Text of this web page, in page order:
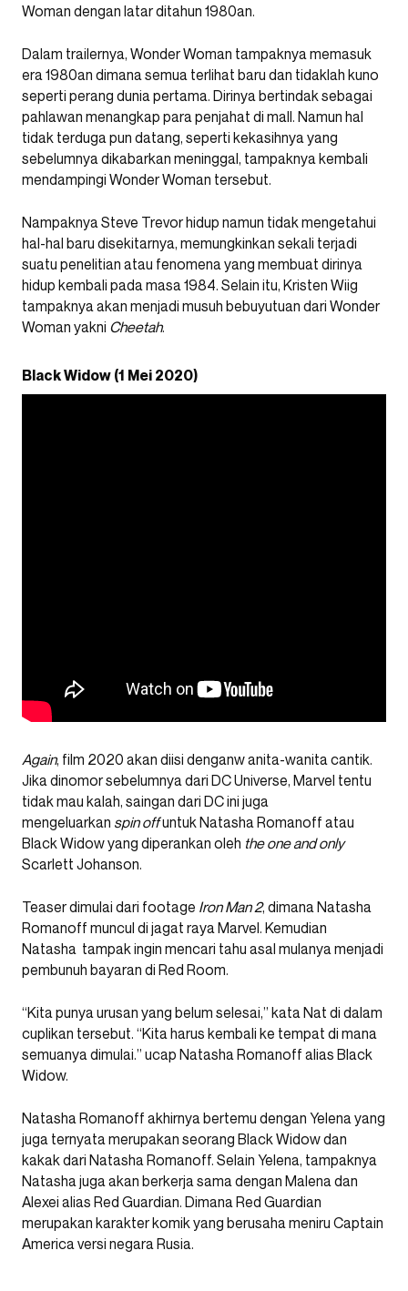
Woman dengan latar ditahun 1980an.
Dalam trailernya, Wonder Woman tampaknya memasuk
era 1980an dimana semua terlihat baru dan tidaklah kuno
seperti perang dunia pertama. Dirinya bertindak sebagai
pahlawan menangkap para penjahat di mall. Namun hal
tidak terduga pun datang, seperti kekasihnya yang
sebelumnya dikabarkan meninggal, tampaknya kembali
mendampingi Wonder Woman tersebut.
Nampaknya Steve Trevor hidup namun tidak mengetahui
hal-hal baru disekitarnya, memungkinkan sekali terjadi
suatu penelitian atau fenomena yang membuat dirinya
hidup kembali pada masa 1984. Selain itu, Kristen Wiig
tampaknya akan menjadi musuh bebuyutuan dari Wonder
Woman yakni Cheetah.
Black Widow (1 Mei 2020)
Again, film 2020 akan diisi denganw anita-wanita cantik.
Jika dinomor sebelumnya dari DC Universe, Marvel tentu
tidak mau kalah, saingan dari DC ini juga
mengeluarkan spin offuntuk Natasha Romanoff atau
Black Widow yang diperankan oleh the one and only
Scarlett Johanson.
Teaser dimulai dari footage Iron Man 2, dimana Natasha
Romanoff muncul di jagat raya Marvel. Kemudian
Natasha tampak ingin mencari tahu asal mulanya menjadi
pembunuh bayaran di Red Room.
“Kita punya urusan yang belum selesai,” kata Nat di dalam
cuplikan tersebut. “Kita harus kembali ke tempat di mana
semuanya dimulai.” ucap Natasha Romanoff alias Black
Widow.
Natasha Romanoff akhirnya bertemu dengan Yelena yang
juga ternyata merupakan seorang Black Widow dan
kakak dari Natasha Romanoff. Selain Yelena, tampaknya
Natasha juga akan berkerja sama dengan Malena dan
Alexei alias Red Guardian. Dimana Red Guardian
merupakan karakter komik yang berusaha meniru Captain
America versi negara Rusia.